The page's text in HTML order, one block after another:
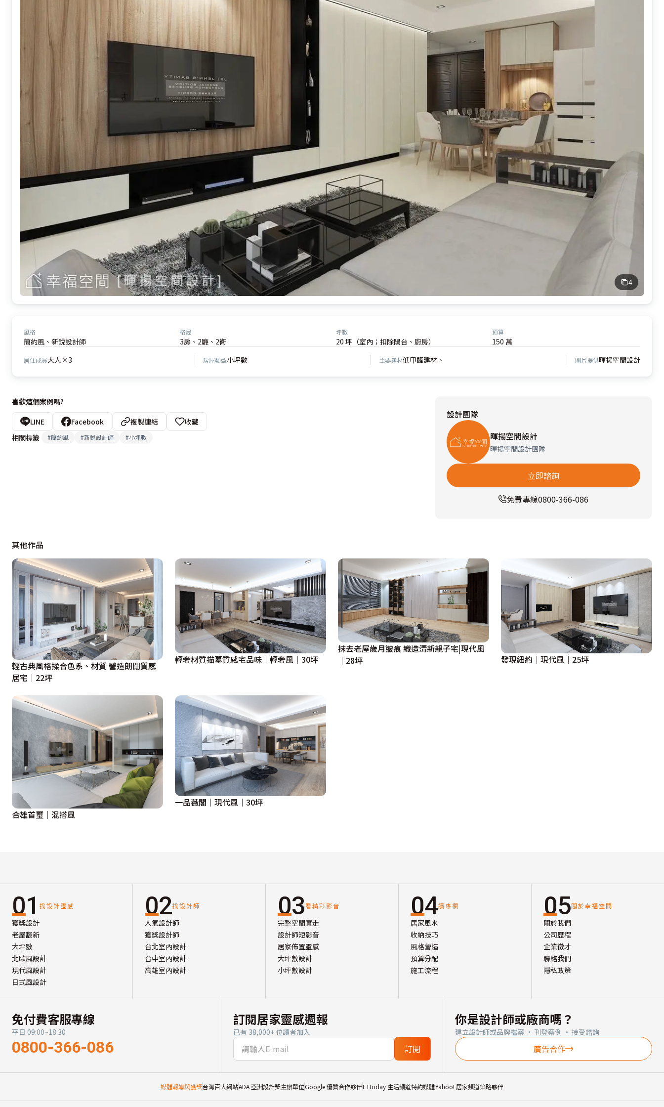
4
風格
簡約風、新銳設計師
格局
3房、2廳、2衛
坪數
20 坪（室內；扣除陽台、廚房）
預算
150 萬
居住成員大人×3 房屋類型小坪數 主要建材低甲醛建材、 圖片提供暉揚空間設計
喜歡這個案例嗎?
LINE Facebook 複製連結
收藏
相關標籤
#簡約風 #新銳設計師 #小坪數
設計團隊
暉揚空間設計
暉揚空間設計團隊
立即諮詢
免費專線0800-366-086
其他作品
輕古典風格揉合色系、材質 營造朗闊質感
居宅│22坪
輕奢材質描摹質感宅品味│輕奢風│30坪
抹去老屋歲月皺痕 織造清新親子宅|現代風
│28坪
發現紐約｜現代風｜25坪
合雄首璽｜混搭風
一品薇閣｜現代風｜30坪
01 找設計靈感
獲獎設計
老屋翻新
大坪數
北歐風設計
現代風設計
日式風設計
02找設計師
人氣設計師
獲獎設計師
台北室內設計
台中室內設計
高雄室內設計
03看精彩影音
完整空間實走
設計師短影音
居家佈置靈感
大坪數設計
小坪數設計
04讀專欄
居家風水
收納技巧
風格營造
預算分配
施工流程
05關於幸福空間
關於我們
公司歷程
企業徵才
聯絡我們
隱私政策
免付費客服專線
平日 09:00~18:30
0800-366-086
訂閱居家靈感週報
已有 38,000+ 位讀者加入
訂閱
你是設計師或廠商嗎？
建立設計師或品牌檔案 · 刊登案例 · 接受諮詢
廣告合作
媒體報導與獲獎台灣百大網站ADA 亞洲設計獎主辦單位Google 優質合作夥伴ETtoday 生活頻道特約媒體Yahoo! 居家頻道策略夥伴